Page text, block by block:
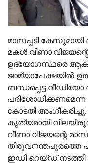
മാസപ്പടി കേസുമായി
മകള്‍ വീണാ
ഉദ്യോഗസ്ഥരെ
ജാമ്യാപേക്ഷയില്‍
ബന്ധപ്പെട്ട
കോടതി
കൃത്യമായി
വീണാ വിജയന്റെ
തിരുവനന്തപുരത്തെ
ഇഡി റെയ്ഡ് നടത്തി